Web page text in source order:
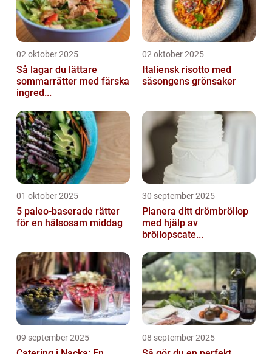
02 oktober 2025
Så lagar du lättare
sommarrätter med färska
ingred...
02 oktober 2025
Italiensk risotto med
säsongens grönsaker
01 oktober 2025
5 paleo-baserade rätter
för en hälsosam middag
30 september 2025
Planera ditt drömbröllop
med hjälp av
bröllopscate...
09 september 2025 08 september 2025